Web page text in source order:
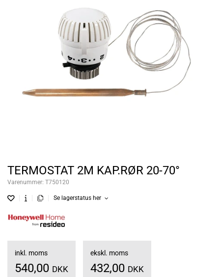
TERMOSTAT 2M KAP.RØR 20-70°
Varenummer: T750120
Se lagerstatus her
inkl. moms
540,00 DKK
ekskl. moms
432,00 DKK